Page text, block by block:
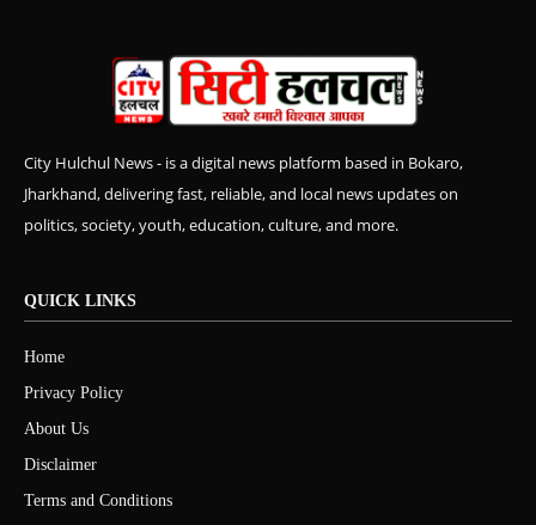
City Hulchul News - is a digital news platform based in Bokaro,
Jharkhand, delivering fast, reliable, and local news updates on
politics, society, youth, education, culture, and more.
QUICK LINKS
Home
Privacy Policy
About Us
Disclaimer
Terms and Conditions